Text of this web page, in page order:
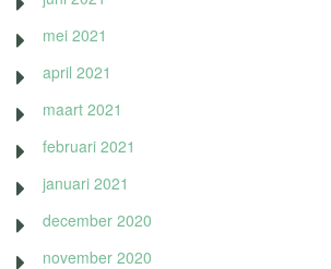
mei 2021
april 2021
maart 2021
februari 2021
januari 2021
december 2020
november 2020